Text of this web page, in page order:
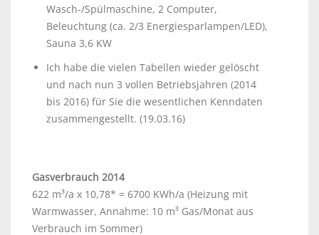
Wasch-/Spülmaschine, 2 Computer,
Beleuchtung (ca. 2/3 Energiesparlampen/LED),
Sauna 3,6 KW
Ich habe die vielen Tabellen wieder gelöscht
und nach nun 3 vollen Betriebsjahren (2014
bis 2016) für Sie die wesentlichen Kenndaten
zusammengestellt. (19.03.16)
Gasverbrauch 2014
622 m³/a x 10,78* = 6700 KWh/a (Heizung mit
Warmwasser, Annahme: 10 m³ Gas/Monat aus
Verbrauch im Sommer)